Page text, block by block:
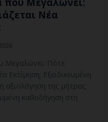
που Μεγαλώνει:
Νέα
Μεγαλώνει: Πότε
Εκτίμηση; Εξειδικευμένη
αξιολόγηση της μήτρας
καθοδήγηση στη